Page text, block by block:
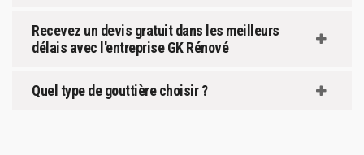
Recevez un devis gratuit dans les meilleurs
délais avec l'entreprise GK Rénové
Quel type de gouttière choisir ?